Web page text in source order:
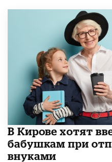
В Кирове хотят
бабушкам при
внуками